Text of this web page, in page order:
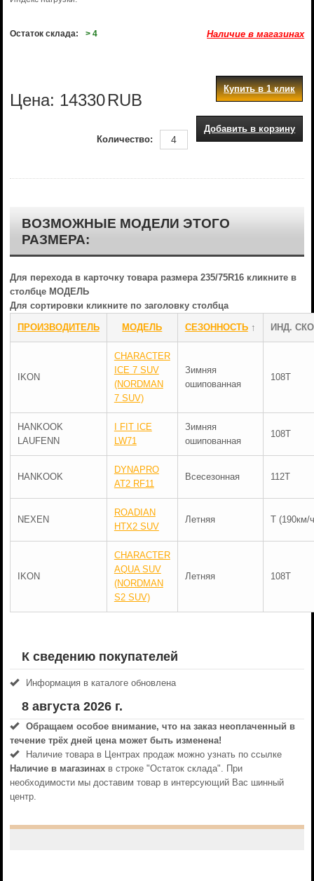
Остаток склада: > 4 Наличие в магазинах
Цена: 14330RUB
Купить в 1 клик
Добавить в корзину
Количество:
ВОЗМОЖНЫЕ МОДЕЛИ ЭТОГО
РАЗМЕРА:
Для перехода в карточку товара размера 235/75R16 кликните в
столбце МОДЕЛЬ
Для сортировки кликните по заголовку столбца
ПРОИЗВОДИТЕЛЬ МОДЕЛЬ СЕЗОННОСТЬ↑ ИНД.
IKON
CHARACTER
ICE 7 SUV
(NORDMAN
7 SUV)
Зимняя
ошипованная
108T
HANKOOK
LAUFENN
I FIT ICE
LW71
Зимняя
ошипованная
108T
HANKOOK
DYNAPRO
AT2 RF11
Всесезонная 112T
NEXEN
ROADIAN
HTX2 SUV
Летняя T (190км/
IKON
CHARACTER
AQUA SUV
(NORDMAN
S2 SUV)
Летняя 108T
К сведению покупателей
Информация в каталоге обновлена
8 августа 2026 г.
Обращаем особое внимание, что на заказ неоплаченный в
течениe трёх дней цена может быть изменена!
Наличие товара в Центрах продаж можно узнать по ссылке
Наличие в магазинахв строке "Остаток склада". При
необходимости мы доставим товар в интерсующий Вас шинный
центр.